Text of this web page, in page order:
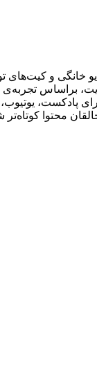
خانگی و کیت‌های
براساس
یوتیوب،
محتوا کوتاه‌تر